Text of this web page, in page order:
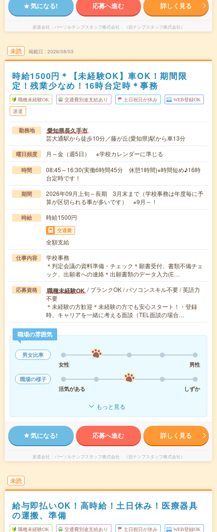
気になる! 応募へ進む 詳しく見る
派遣会社 パーソルテンプスタッフ株式会社 （旧テンプスタッフ株式会社）
未読 掲載日 2026/08/03
時給1500円＊【未経験OK】車OK！期間限
定！残業少なめ！16時台定時＊事務
職種未経験OK 交通費別途支給あり 土日祝日が休み WEB登録OK
派遣
勤務地 愛知県長久手市
芸大通駅から徒歩10分／藤が丘(愛知県)駅から車13分
曜日頻度 月～金（週5日） ※学校カレンダーに準じる
時間
08:45～16:30(実働6時間45分 休憩1時間)※時間短め♪16時
台定時です！
期間
2026年09月上旬～長期 3月末まで（学校事務は年度毎に予
算が区切られる事が多いです） ※9月～！
時給 時給1500円
交通費
全額支給
仕事内容
学校事務
＊判定会議の資料準備・チェック＊願書受付、書類不備チェ
ック、出願者への連絡＊出願書類のデータ入力(E…
応募資格 職種未経験OK / ブランクOK / パソコンスキル不要 / 英語力
不要
＊未経験の方歓迎＊未経験の方でも安心スタート！・登録
時、キャリアを一緒に考える面談（TEL面談の場合…
職場の雰囲気
男女比率
女性
男性
職場の様子
活気がある
しずか
もっと見る
気になる! 応募へ進む 詳しく見る
派遣会社 パーソルテンプスタッフ株式会社 （旧テンプスタッフ株式会社）
未読
給与即払いOK！高時給！土日休み！医療器具
の運搬、準備
職種未経験OK 交通費別途支給あり 土日祝日が休み WEB登録OK